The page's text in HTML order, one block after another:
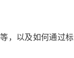
，以及如何通过标